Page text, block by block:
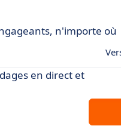
n'importe où
en direct et